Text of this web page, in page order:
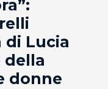
di Lucia
della
donne